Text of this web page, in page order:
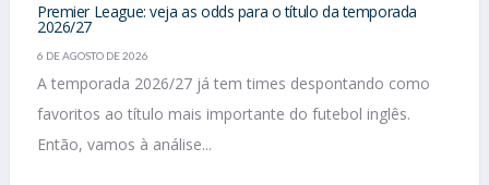
Premier League: veja as odds para o título da temporada
2026/27
6 DE AGOSTO DE 2026
A temporada 2026/27 já tem times despontando como
favoritos ao título mais importante do futebol inglês.
Então, vamos à análise...